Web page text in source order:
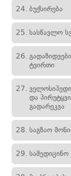
24. ბუქსირება
25. სასწავლო
26.
ტვირთი
27.
და
გადარეკვა
28. საგზაო
29. სამედიცინო